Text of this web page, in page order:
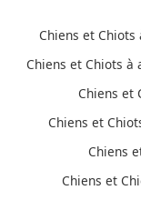
Chiens et Chiots
Chiens et Chiots à
Chiens et
Chiens et
Chiens
Chiens et